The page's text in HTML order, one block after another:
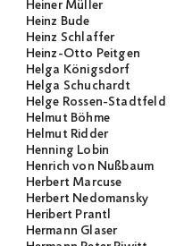
Heiner Müller
Heinz Bude
Heinz Schlaffer
Heinz-Otto Peitgen
Helga Königsdorf
Helga Schuchardt
Helge Rossen-Stadtfeld
Helmut Böhme
Helmut Ridder
Henning Lobin
Henrich von Nußbaum
Herbert Marcuse
Herbert Nedomansky
Heribert Prantl
Hermann Glaser